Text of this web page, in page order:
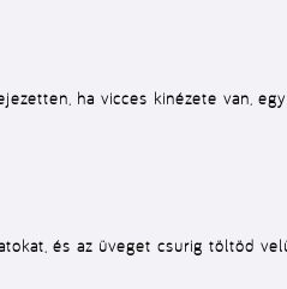
ha vicces kinézete van,
és az üveget csurig töltöd